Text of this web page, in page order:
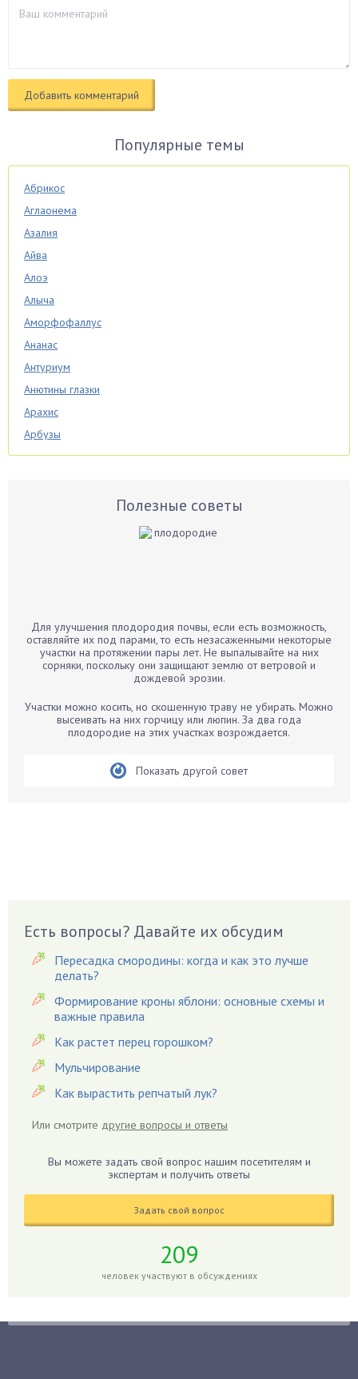
Популярные темы
Абрикос
Аглаонема
Азалия
Айва
Алоэ
Алыча
Аморфофаллус
Ананас
Антуриум
Анютины глазки
Арахис
Арбузы
Аспарагус
Бархатцы
Бегония
Бирючина
Бобовые
Вредители
Гардения
Гацания
Гвоздики
Георгины
Герань
Гиацинт
Гибискус
Гладиолусы
Голубика
Груши
Полезные советы
Для улучшения плодородия почвы, если есть возможность,
оставляйте их под парами, то есть незасаженными некоторые
участки на протяжении пары лет. Не выпалывайте на них
сорняки, поскольку они защищают землю от ветровой и
дождевой эрозии.
Участки можно косить, но скошенную траву не убирать. Можно
высеивать на них горчицу или люпин. За два года
плодородие на этих участках возрождается.
Показать другой совет
Есть вопросы? Давайте их обсудим
Пересадка смородины: когда и как это лучше
делать?
Формирование кроны яблони: основные схемы и
важные правила
Как растет перец горошком?
Мульчирование
Как вырастить репчатый лук?
Или смотрите другие вопросы и ответы
Вы можете задать свой вопрос нашим посетителям и
экспертам и получить ответы
Задать свой вопрос
209
человек участвуют в обсуждениях